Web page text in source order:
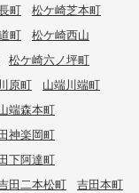
町
松ケ崎芝本町
町
松ケ崎西山
松ケ崎六ノ坪町
原町
山端川端町
端森本町
神楽岡町
下阿達町
田二本松町
吉田本町